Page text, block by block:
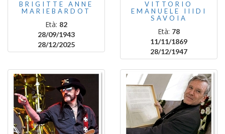
BRIGITTE ANNE
MARIEBARDOT
Età: 82
28/09/1943
28/12/2025
VITTORIO
EMANUELE IIIDI
SAVOIA
Età: 78
11/11/1869
28/12/1947